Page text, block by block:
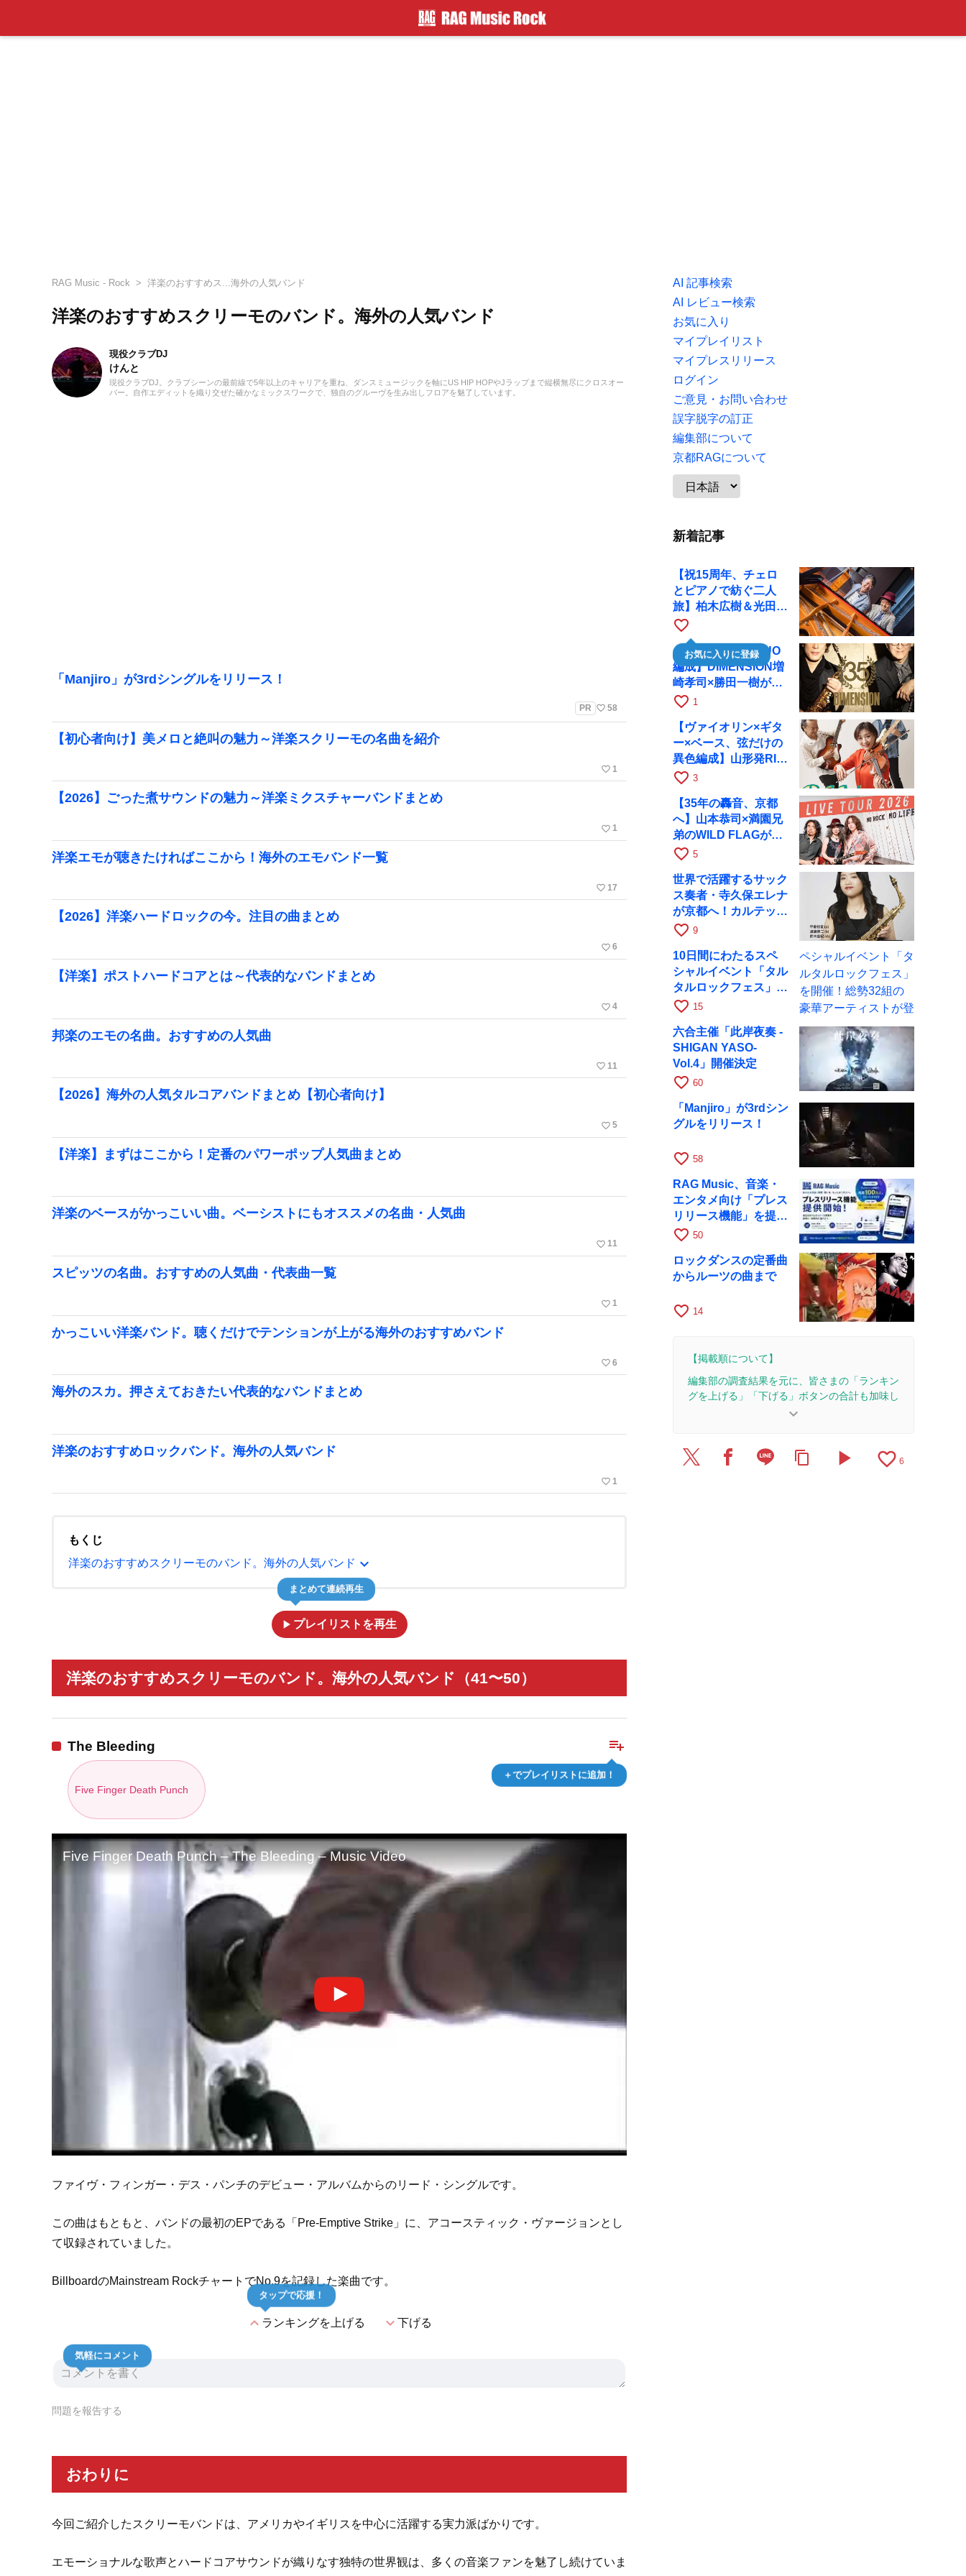
RAG Music - Rock 洋楽のおすすめス...海外の人気バンド
洋楽のおすすめスクリーモのバンド。海外の人気バンド
現役クラブDJ
けんと
現役クラブDJ。クラブシーンの最前線で5年以上のキャリアを重ね、ダンスミュージックを軸にUS HIP HOPやJラップまで縦横無尽にクロスオー
バー。自作エディットを織り交ぜた確かなミックスワークで、独自のグルーヴを生み出しフロアを魅了しています。
「Manjiro」が3rdシングルをリリース！
PR favorite_border 58
【初心者向け】美メロと絶叫の魅力～洋楽スクリーモの名曲を紹介
favorite_border 1
【2026】ごった煮サウンドの魅力～洋楽ミクスチャーバンドまとめ
favorite_border 1
洋楽エモが聴きたければここから！海外のエモバンド一覧
favorite_border 17
【2026】洋楽ハードロックの今。注目の曲まとめ
favorite_border 6
【洋楽】ポストハードコアとは～代表的なバンドまとめ
favorite_border 4
邦楽のエモの名曲。おすすめの人気曲
favorite_border 11
【2026】海外の人気タルコアバンドまとめ【初心者向け】
favorite_border 5
【洋楽】まずはここから！定番のパワーポップ人気曲まとめ
洋楽のベースがかっこいい曲。ベーシストにもオススメの名曲・人気曲
favorite_border 11
スピッツの名曲。おすすめの人気曲・代表曲一覧
favorite_border 1
かっこいい洋楽バンド。聴くだけでテンションが上がる海外のおすすめバンド
favorite_border 6
海外のスカ。押さえておきたい代表的なバンドまとめ
洋楽のおすすめロックバンド。海外の人気バンド
favorite_border 1
もくじ
洋楽のおすすめスクリーモのバンド。海外の人気バンド expand_more
play_arrow プレイリストを再生
まとめて連続再生
洋楽のおすすめスクリーモのバンド。海外の人気バンド（41〜50）
playlist_add
＋でプレイリストに追加！
The Bleeding
Five Finger Death Punch
Five Finger Death Punch – The Bleeding – Music Video
ファイヴ・フィンガー・デス・パンチのデビュー・アルバムからのリード・シングルです。
この曲はもともと、バンドの最初のEPである「Pre-Emptive Strike」に、アコースティック・ヴァージョンとし
て収録されていました。
BillboardのMainstream RockチャートでNo.9を記録した楽曲です。
expand_lessランキングを上げる
タップで応援！
expand_more下げる
気軽にコメント
問題を報告する
おわりに
今回ご紹介したスクリーモバンドは、アメリカやイギリスを中心に活躍する実力派ばかりです。
エモーショナルな歌声とハードコアサウンドが織りなす独特の世界観は、多くの音楽ファンを魅了し続けていま
AI 記事検索
AI レビュー検索
お気に入り
マイプレイリスト
マイプレスリリース
ログイン
ご意見・お問い合わせ
誤字脱字の訂正
編集部について
京都RAGについて
新着記事
【祝15周年、チェロ
とピアノで紡ぐ二人
旅】柏木広樹＆光田健
一が11月12日に京都
RAGへ
favorite_border
お気に入りに登録
【35周年で初のDUO
編成】DIMENSION増
崎孝司×勝田一樹が10
月11日に京都RAGへ
favorite_border 1
【ヴァイオリン×ギタ
ー×ベース、弦だけの
異色編成】山形発RIM
が初全国ツアーで8月
favorite_border 3
【35年の轟音、京都
へ】山本恭司×満園兄
弟のWILD FLAGが8
月6日にRAGでライブ
favorite_border 5
世界で活躍するサック
ス奏者・寺久保エレナ
が京都へ！カルテッ
ト・ツアー京都公演を
favorite_border 9
10日間にわたるスペ
シャルイベント「タル
タルロックフェス」を
開催！総勢32組の豪
favorite_border 15
六合主催「此岸夜奏 -
SHIGAN YASO-
Vol.4」開催決定
favorite_border 60
「Manjiro」が3rdシン
グルをリリース！
favorite_border 58
RAG Music、音楽・
エンタメ向け「プレス
リリース機能」を提供
開始
favorite_border 50
ロックダンスの定番曲
からルーツの曲まで
favorite_border 14
【掲載順について】
編集部の調査結果を元に、皆さまの「ランキン
グを上げる」「下げる」ボタンの合計も加味し
2025/6/14：15本のレビューを追加・更新して、記
keyboard_arrow_down
content_copy play_arrow favorite_border 6